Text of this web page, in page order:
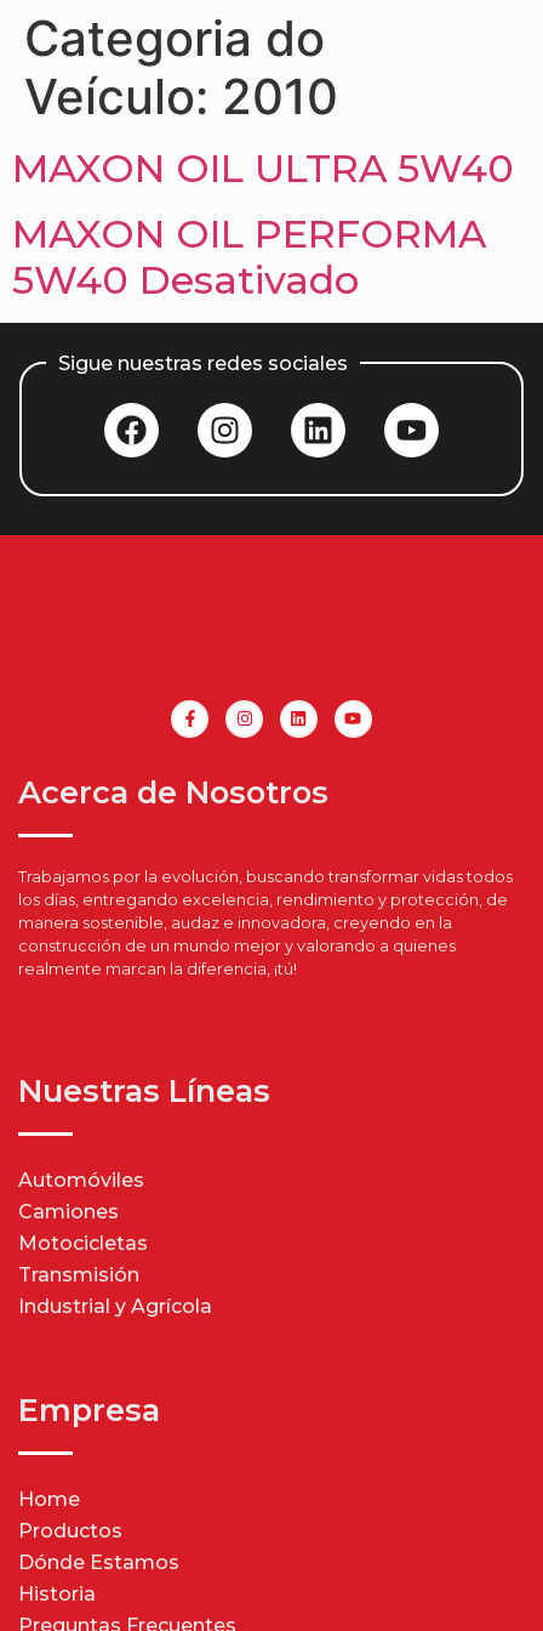
Categoria do
Veículo: 2010
MAXON OIL ULTRA 5W40
MAXON OIL PERFORMA
5W40 Desativado
Sigue nuestras redes sociales
Acerca de Nosotros
Trabajamos por la evolución, buscando transformar vidas todos
los días, entregando excelencia, rendimiento y protección, de
manera sostenible, audaz e innovadora, creyendo en la
construcción de un mundo mejor y valorando a quienes
realmente marcan la diferencia, ¡tú!
Nuestras Líneas
Automóviles
Camiones
Motocicletas
Transmisión
Industrial y Agrícola
Empresa
Home
Productos
Dónde Estamos
Historia
Preguntas Frecuentes